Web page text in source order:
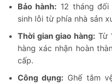
Bảo hành: 12 tháng
sinh lỗi từ phía nhà sản
Thời gian giao hàng: Từ
hàng xác nhận hoàn
cấp.
Công dụng: Ghế tắm